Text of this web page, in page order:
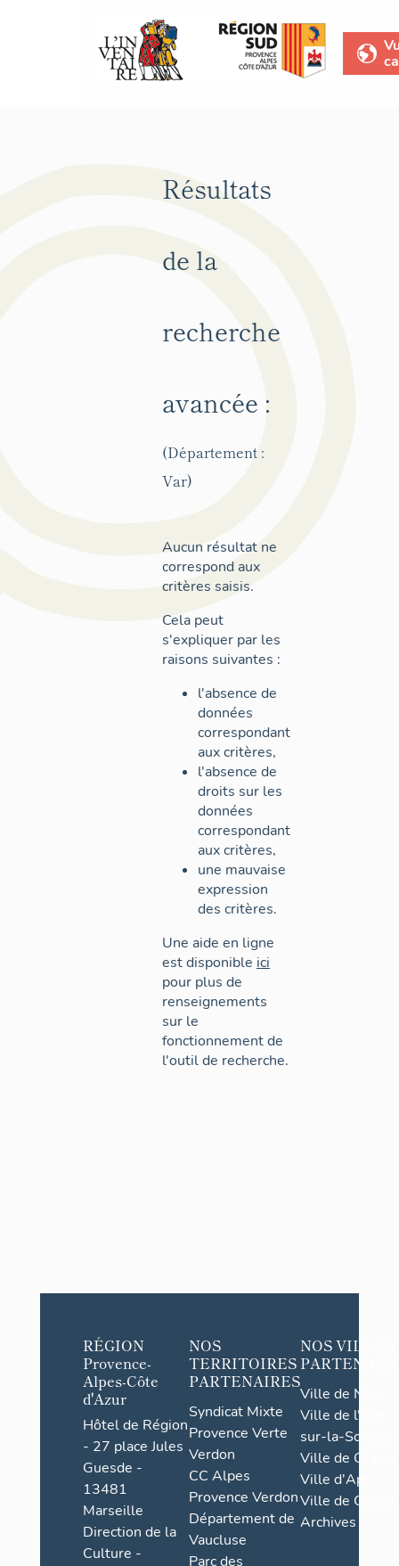
Résultats
de la
recherche
avancée :
(Département :
Var)
Aucun résultat ne
correspond aux
critères saisis.
Cela peut
s'expliquer par les
raisons suivantes :
l'absence de
données
correspondant
aux critères,
l'absence de
droits sur les
données
correspondant
aux critères,
une mauvaise
expression
des critères.
Une aide en ligne
est disponible ici
pour plus de
renseignements
sur le
fonctionnement de
l'outil de recherche.
RÉGION
Provence-
Alpes-Côte
d'Azur
Hôtel de Région
- 27 place Jules
Guesde -
13481
Marseille
Direction de la
Culture -
NOS
TERRITOIRES
PARTENAIRES
Syndicat Mixte
Provence Verte
Verdon
CC Alpes
Provence Verdon
Département de
Vaucluse
Parc des
NOS VILLES
Ville de Nice
Ville de l'Isle-
sur-la-Sorgue
Ville de Grasse
Ville d'Apt
Ville de
Archives